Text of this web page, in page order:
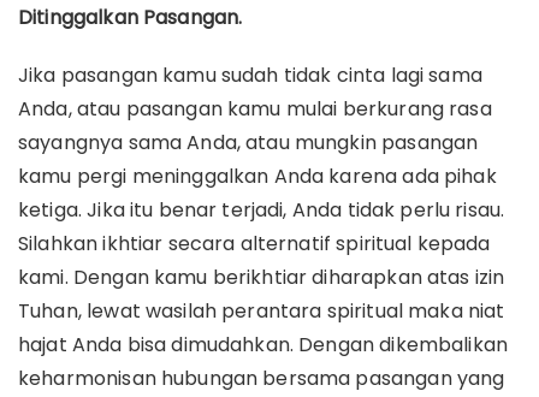
Ditinggalkan Pasangan.
Jika pasangan kamu sudah tidak cinta lagi sama
Anda, atau pasangan kamu mulai berkurang rasa
sayangnya sama Anda, atau mungkin pasangan
kamu pergi meninggalkan Anda karena ada pihak
ketiga. Jika itu benar terjadi, Anda tidak perlu risau.
Silahkan ikhtiar secara alternatif spiritual kepada
kami. Dengan kamu berikhtiar diharapkan atas izin
Tuhan, lewat wasilah perantara spiritual maka niat
hajat Anda bisa dimudahkan. Dengan dikembalikan
keharmonisan hubungan bersama pasangan yang